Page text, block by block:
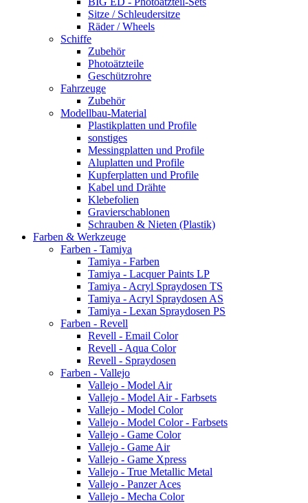
Sitze / Schleudersitze
Räder / Wheels
Schiffe
Zubehör
Photoätzteile
Geschützrohre
Fahrzeuge
Zubehör
Modellbau-Material
Plastikplatten und Profile
sonstiges
Messingplatten und Profile
Aluplatten und Profile
Kupferplatten und Profile
Kabel und Drähte
Klebefolien
Gravierschablonen
Schrauben & Nieten (Plastik)
Farben & Werkzeuge
Farben - Tamiya
Tamiya - Farben
Tamiya - Lacquer Paints LP
Tamiya - Acryl Spraydosen TS
Tamiya - Acryl Spraydosen AS
Tamiya - Lexan Spraydosen PS
Farben - Revell
Revell - Email Color
Revell - Aqua Color
Revell - Spraydosen
Farben - Vallejo
Vallejo - Model Air
Vallejo - Model Air - Farbsets
Vallejo - Model Color
Vallejo - Model Color - Farbsets
Vallejo - Game Color
Vallejo - Game Air
Vallejo - Game Xpress
Vallejo - True Metallic Metal
Vallejo - Panzer Aces
Vallejo - Mecha Color